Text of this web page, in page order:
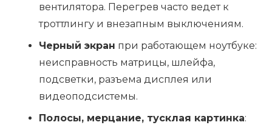
вентилятора. Перегрев часто ведет к
троттлингу и внезапным выключениям.
Черный экран при работающем ноутбуке:
неисправность матрицы, шлейфа,
подсветки, разъема дисплея или
видеоподсистемы.
Полосы, мерцание, тусклая картинка: